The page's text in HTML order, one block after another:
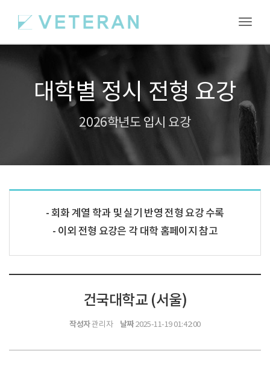
대학별 정시 전형 요강
2026학년도 입시 요강
회화 계열 학과 및 실기 반영 전형 요강 수록
이외 전형 요강은 각 대학 홈페이지 참고
건국대학교 (서울)
작성자관리자 날짜2025-11-19 01:42:00